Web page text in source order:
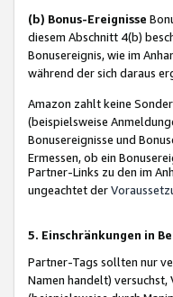
(b) Bonus-Ereignisse
diesem Abschnitt 4(b)
Bonusereignis, wie im
während der sich daraus
Amazon zahlt keine
(beispielsweise
Bonusereignisse und
Ermessen, ob ein
Partner-Links zu den im
ungeachtet der
5. Einschränkungen in
Partner-Tags sollten nur
Namen handelt)